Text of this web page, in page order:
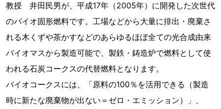
教授 井田民男が、平成17年（2005年）に開発した次世代
のバイオ固形燃料です。工場などから大量に排出・廃棄さ
れる木くずや茶かすなどのあらゆるほぼ全ての光合成由来
バイオマスから製造可能で、製鉄・鋳造炉で燃料として使
われる石炭コークスの代替燃料となります。
バイオコークスには、「原料の100％を活用できる（製造
時に新たな廃棄物が出ない＝ゼロ・エミッション）」、